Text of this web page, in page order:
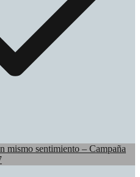
sentimiento – Campaña